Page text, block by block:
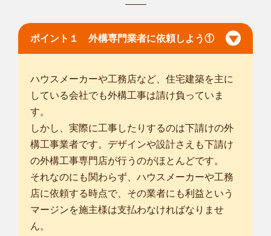
ポイント１ 外構専門業者に依頼しよう①
ハウスメーカーや工務店など、住宅建築を主に
している会社でも外構工事は請け負っていま
す。
しかし、実際に工事したりするのは下請けの外
構工事業者です。デザインや設計さえも下請け
の外構工事専門店が行うのがほとんどです。
それなのにも関わらず、ハウスメーカーや工務
店に依頼する時点で、その業者にも利益という
マージンを施主様は支払わなければなりませ
ん。